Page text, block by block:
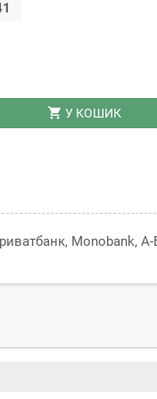
shopping_cart У КОШИК
Monobank, А-